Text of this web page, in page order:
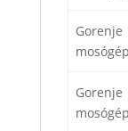
Gorenje
mosógép
Gorenje
mosógép